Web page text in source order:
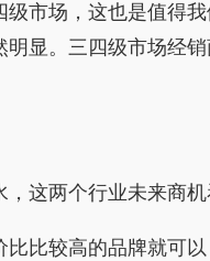
市场，这也是值得
显。三四级市场经
这两个行业未来商机
较高的品牌就可